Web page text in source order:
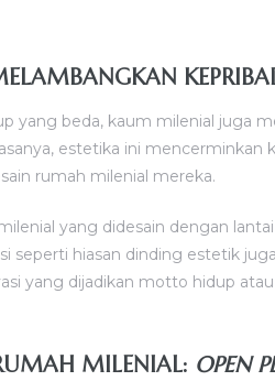
yang beda, kaum milenial juga
estetika ini
rumah milenial mereka.
yang didesain dengan
seperti hiasan dinding estetik
yang dijadikan motto hidup
MILENIAL: OPEN